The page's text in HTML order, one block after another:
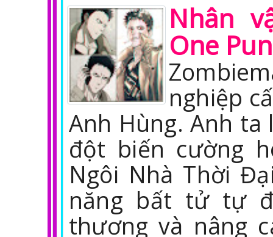
Nhân
One
nghiệp
Anh Hùng. Anh ta
đột biến cường
Ngôi Nhà Thời
năng bất tử tự
thương và nâng